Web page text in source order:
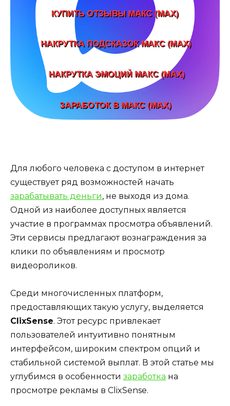
Для любого человека с доступом в интернет
существует ряд возможностей начать
зарабатывать деньги, не выходя из дома.
Одной из наиболее доступных является
участие в программах просмотра объявлений.
Эти сервисы предлагают вознаграждения за
клики по объявлениям и просмотр
видеороликов.
Среди многочисленных платформ,
предоставляющих такую услугу, выделяется
ClixSense. Этот ресурс привлекает
пользователей интуитивно понятным
интерфейсом, широким спектром опций и
стабильной системой выплат. В этой статье мы
углубимся в особенности заработка на
просмотре рекламы в ClixSense.